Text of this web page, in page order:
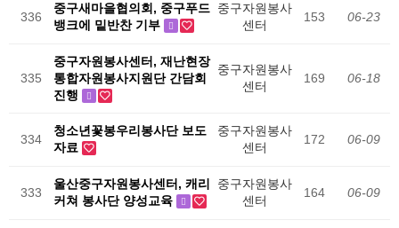
336
중구새마을협의회, 중구푸드
뱅크에 밑반찬 기부
중구자원봉사
센터
153 06-23
335
중구자원봉사센터, 재난현장
통합자원봉사지원단 간담회
진행
중구자원봉사
센터
169 06-18
334
청소년꽃봉우리봉사단 보도
자료
중구자원봉사
센터
172 06-09
333
울산중구자원봉사센터, 캐리
커쳐 봉사단 양성교육
중구자원봉사
센터
164 06-09